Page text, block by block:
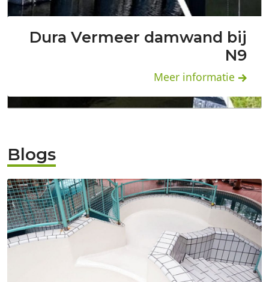
Dura Vermeer damwand bij
N9
Meer informatie
Blogs